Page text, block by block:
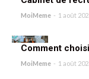
MoiMeme - 1 août
Comment
MoiMeme - 1 août